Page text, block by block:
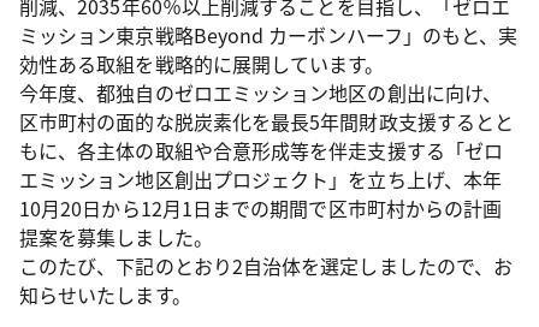
削減、2035年60％以上削減することを目指し、「ゼロエ
ミッション東京戦略Beyond カーボンハーフ」のもと、実
効性ある取組を戦略的に展開しています。
今年度、都独自のゼロエミッション地区の創出に向け、
区市町村の面的な脱炭素化を最長5年間財政支援するとと
もに、各主体の取組や合意形成等を伴走支援する「ゼロ
エミッション地区創出プロジェクト」を立ち上げ、本年
10月20日から12月1日までの期間で区市町村からの計画
提案を募集しました。
このたび、下記のとおり2自治体を選定しましたので、お
知らせいたします。